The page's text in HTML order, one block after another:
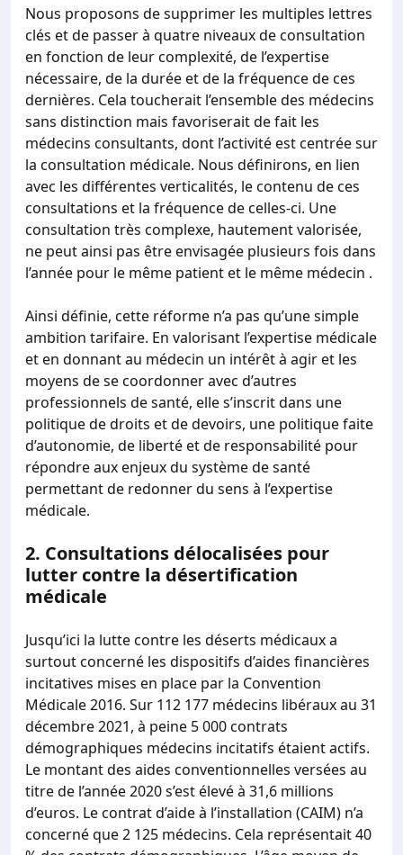
Nous proposons de supprimer les multiples lettres
clés et de passer à quatre niveaux de consultation
en fonction de leur complexité, de l’expertise
nécessaire, de la durée et de la fréquence de ces
dernières. Cela toucherait l’ensemble des médecins
sans distinction mais favoriserait de fait les
médecins consultants, dont l’activité est centrée sur
la consultation médicale. Nous définirons, en lien
avec les différentes verticalités, le contenu de ces
consultations et la fréquence de celles-ci. Une
consultation très complexe, hautement valorisée,
ne peut ainsi pas être envisagée plusieurs fois dans
l’année pour le même patient et le même médecin .
Ainsi définie, cette réforme n’a pas qu’une simple
ambition tarifaire. En valorisant l’expertise médicale
et en donnant au médecin un intérêt à agir et les
moyens de se coordonner avec d’autres
professionnels de santé, elle s’inscrit dans une
politique de droits et de devoirs, une politique faite
d’autonomie, de liberté et de responsabilité pour
répondre aux enjeux du système de santé
permettant de redonner du sens à l’expertise
médicale.
2. Consultations délocalisées pour
lutter contre la désertification
médicale
Jusqu’ici la lutte contre les déserts médicaux a
surtout concerné les dispositifs d’aides financières
incitatives mises en place par la Convention
Médicale 2016. Sur 112 177 médecins libéraux au 31
décembre 2021, à peine 5 000 contrats
démographiques médecins incitatifs étaient actifs.
Le montant des aides conventionnelles versées au
titre de l’année 2020 s’est élevé à 31,6 millions
d’euros. Le contrat d’aide à l’installation (CAIM) n’a
concerné que 2 125 médecins. Cela représentait 40